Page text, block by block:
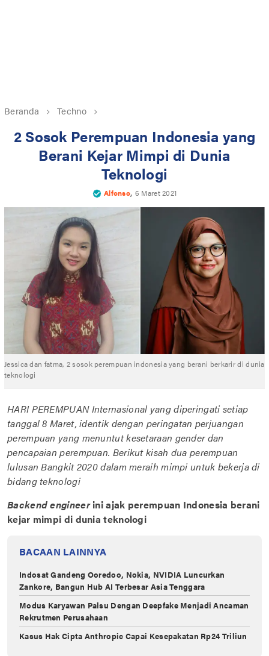
Beranda Techno
2 Sosok Perempuan Indonesia yang
Berani Kejar Mimpi di Dunia
Teknologi
Alfonso, 6 Maret 2021
Jessica dan fatma, 2 sosok perempuan indonesia yang berani berkarir di dunia
teknologi
HARI PEREMPUAN Internasional yang diperingati setiap
tanggal 8 Maret, identik dengan peringatan perjuangan
perempuan yang menuntut kesetaraan gender dan
pencapaian perempuan. Berikut kisah dua perempuan
lulusan Bangkit 2020 dalam meraih mimpi untuk bekerja di
bidang teknologi
Backend engineerini ajak perempuan Indonesia berani
kejar mimpi di dunia teknologi
BACAAN LAINNYA
Indosat Gandeng Ooredoo, Nokia, NVIDIA Luncurkan
Zankore, Bangun Hub AI Terbesar Asia Tenggara
Modus Karyawan Palsu Dengan Deepfake Menjadi Ancaman
Rekrutmen Perusahaan
Kasus Hak Cipta Anthropic Capai Kesepakatan Rp24 Triliun